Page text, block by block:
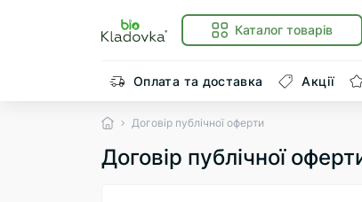
Каталог товарів
Оплата та доставка Акції
Договір публічної оферти
Договір публічної